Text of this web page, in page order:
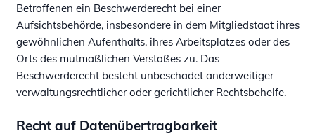
Betroffenen ein Beschwerderecht bei einer
Aufsichtsbehörde, insbesondere in dem Mitgliedstaat ihres
gewöhnlichen Aufenthalts, ihres Arbeitsplatzes oder des
Orts des mutmaßlichen Verstoßes zu. Das
Beschwerderecht besteht unbeschadet anderweitiger
verwaltungsrechtlicher oder gerichtlicher Rechtsbehelfe.
Recht auf Daten­übertrag­barkeit